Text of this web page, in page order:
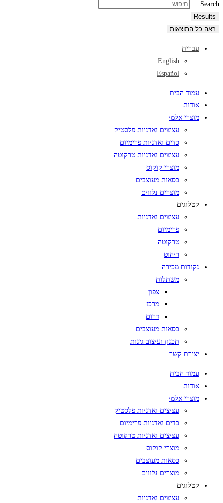
Search ...
Results
ראה כל התוצאות
עברית
English
Español
עמוד הבית
אודות
מוצרי אלמי
עציצים ואדניות פלסטיק
כדים ואדניות פרימיום
עציצים ואדניות טרקוטה
מוצרי קוקוס
כסאות מעוצבים
מוצרים נלווים
קטלוגים
עציצים ואדניות
פרימיום
טרקוטה
ריהוט
נקודות מכירה
משתלות
צפון
מרכז
דרום
כסאות מעוצבים
תכנון ועיצוב גינות
יצירת קשר
עמוד הבית
אודות
מוצרי אלמי
עציצים ואדניות פלסטיק
כדים ואדניות פרימיום
עציצים ואדניות טרקוטה
מוצרי קוקוס
כסאות מעוצבים
מוצרים נלווים
קטלוגים
עציצים ואדניות